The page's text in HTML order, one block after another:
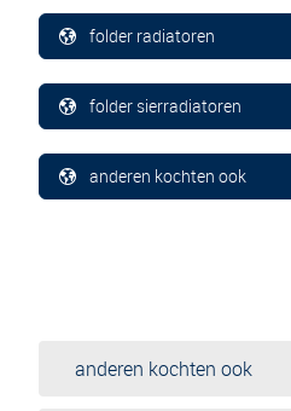
folder radiatoren
folder sierradiatoren
anderen kochten ook
anderen kochten ook